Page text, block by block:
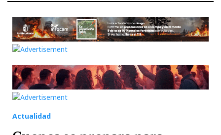
Actualidad